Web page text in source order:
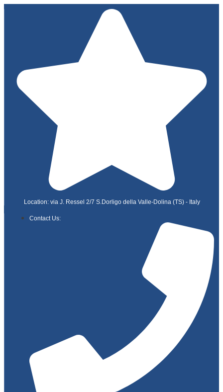
Location: via J. Ressel 2/7 S.Dorligo della Valle-Dolina (TS) - Italy
Contact Us: